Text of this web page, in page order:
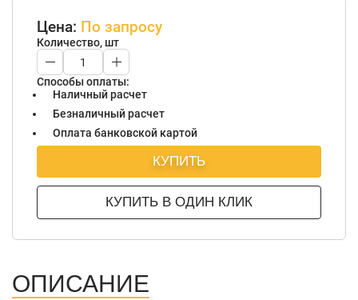
Цена: По запросу
Количество, шт
Способы оплаты:
Наличный расчет
Безналичный расчет
Оплата банковской картой
КУПИТЬ
КУПИТЬ В ОДИН КЛИК
ОПИСАНИЕ